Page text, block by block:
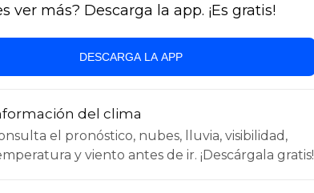
ver más? Descarga la app. ¡Es gratis!
DESCARGA LA APP
del clima
el pronóstico, nubes, lluvia, visibilidad,
y viento antes de ir. ¡Descárgala gratis!